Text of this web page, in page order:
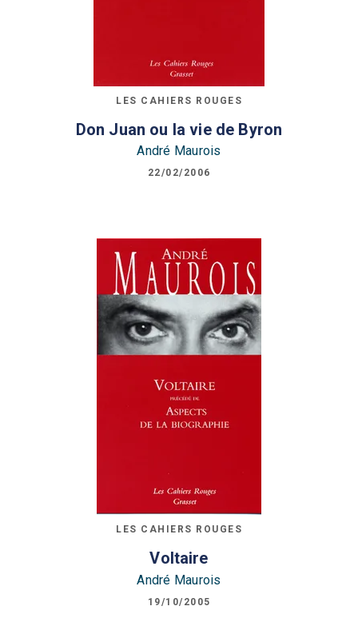
LES CAHIERS ROUGES
Don Juan ou la vie de Byron
André Maurois
22/02/2006
LES CAHIERS ROUGES
Voltaire
André Maurois
19/10/2005